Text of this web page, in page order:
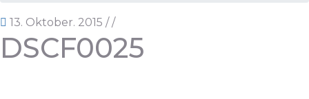
13. Oktober. 2015 / /
DSCF0025